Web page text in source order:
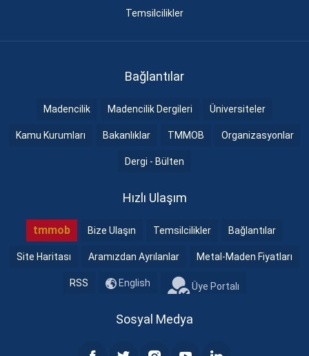
Temsilcilikler
Bağlantılar
Madencilik Madencilik Dergileri Üniversiteler
Kamu Kurumları Bakanlıklar TMMOB Organizasyonlar
Dergi - Bülten
Hızlı Ulaşım
tmmob Bize Ulaşın Temsilcilikler Bağlantılar
Site Haritası Aramızdan Ayrılanlar Metal-Maden Fiyatları
RSS English Üye Portalı
Sosyal Medya